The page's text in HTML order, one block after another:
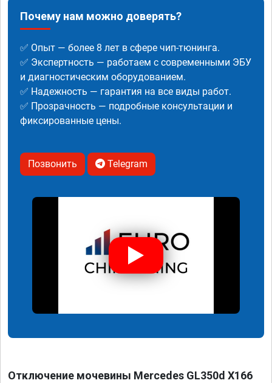
Почему нам можно доверять?
✅ Опыт — более 8 лет в сфере чип-тюнинга.
✅ Экспертность — работаем с современными ЭБУ
и диагностическим оборудованием.
✅ Надежность — гарантия на все виды работ.
✅ Прозрачность — подробные консультации и
фиксированные цены.
Позвонить Telegram
Отключение мочевины Mercedes GL350d X166